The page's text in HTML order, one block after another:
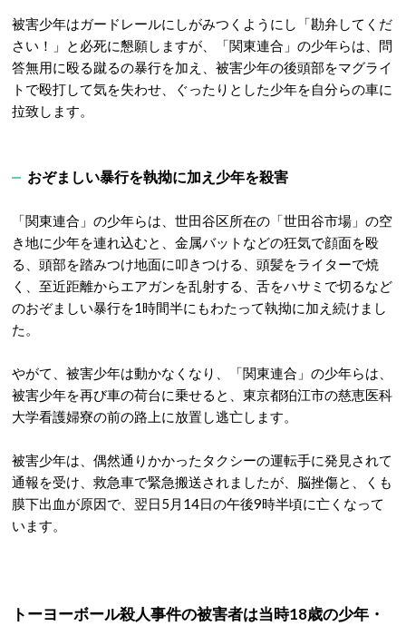
被害少年はガードレールにしがみつくようにし「勘弁してくだ
さい！」と必死に懇願しますが、「関東連合」の少年らは、問
答無用に殴る蹴るの暴行を加え、被害少年の後頭部をマグライ
トで殴打して気を失わせ、ぐったりとした少年を自分らの車に
拉致します。
おぞましい暴行を執拗に加え少年を殺害
「関東連合」の少年らは、世田谷区所在の「世田谷市場」の空
き地に少年を連れ込むと、金属バットなどの狂気で顔面を殴
る、頭部を踏みつけ地面に叩きつける、頭髪をライターで焼
く、至近距離からエアガンを乱射する、舌をハサミで切るなど
のおぞましい暴行を1時間半にもわたって執拗に加え続けまし
た。
やがて、被害少年は動かなくなり、「関東連合」の少年らは、
被害少年を再び車の荷台に乗せると、東京都狛江市の慈恵医科
大学看護婦寮の前の路上に放置し逃亡します。
被害少年は、偶然通りかかったタクシーの運転手に発見されて
通報を受け、救急車で緊急搬送されましたが、脳挫傷と、くも
膜下出血が原因で、翌日5月14日の午後9時半頃に亡くなって
います。
トーヨーボール殺人事件の被害者は当時18歳の少年・